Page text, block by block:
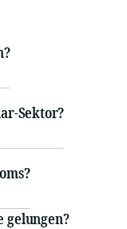
Sektor?
gelungen?